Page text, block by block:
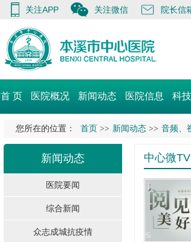
关注APP 关注微信 院长信
首 页 医院概况 新闻动态 医院信息 科
您所在的位置： 首页 >> 新闻动态 >> 音频、
新闻动态
医院要闻
综合新闻
众志成城抗疫情
中心微TV